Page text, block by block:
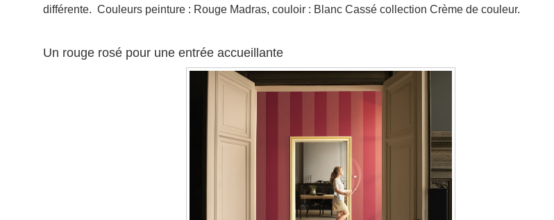
différente. Couleurs peinture : Rouge Madras, couloir : Blanc Cassé collection Crème de couleur.
Un rouge rosé pour une entrée accueillante